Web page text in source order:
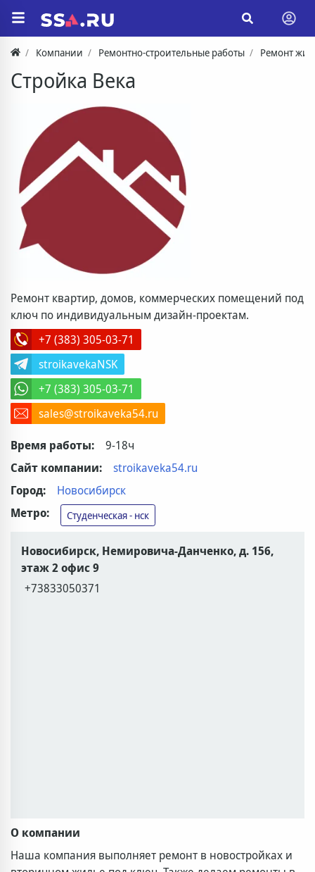
Компании Ремонтно-строительные работы Ремонт
Стройка Века
Ремонт квартир, домов, коммерческих помещений под
ключ по индивидуальным дизайн-проектам.
+7 (383) 305-03-71
stroikavekaNSK
+7 (383) 305-03-71
sales@stroikaveka54.ru
Время работы:
9-18ч
Сайт компании:
stroikaveka54.ru
Город:
Новосибирск
Метро:
Студенческая - нск
Новосибирск, Немировича-Данченко, д. 156,
этаж 2 офис 9
+73833050371
О компании
Наша компания выполняет ремонт в новостройках и